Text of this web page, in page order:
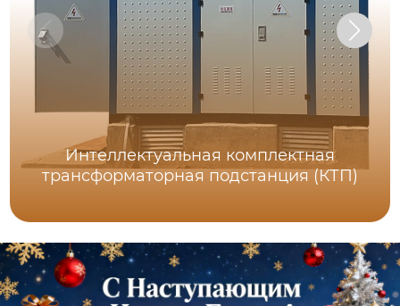
Интеллектуальная комплектная
трансформаторная подстанция (КТП)